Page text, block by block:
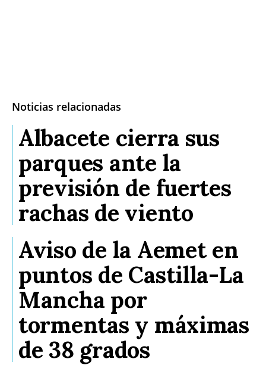
Noticias relacionadas
Albacete cierra sus
parques ante la
previsión de fuertes
rachas de viento
Aviso de la Aemet en
puntos de Castilla-La
Mancha por
tormentas y máximas
de 38 grados